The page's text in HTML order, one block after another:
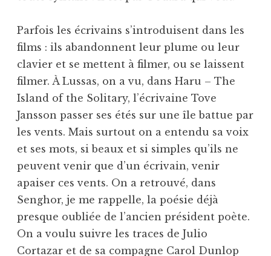
Parfois les écrivains s’introduisent dans les
films : ils abandonnent leur plume ou leur
clavier et se mettent à filmer, ou se laissent
filmer. À Lussas, on a vu, dans Haru – The
Island of the Solitary, l’écrivaine Tove
Jansson passer ses étés sur une île battue par
les vents. Mais surtout on a entendu sa voix
et ses mots, si beaux et si simples qu’ils ne
peuvent venir que d’un écrivain, venir
apaiser ces vents. On a retrouvé, dans
Senghor, je me rappelle, la poésie déjà
presque oubliée de l’ancien président poète.
On a voulu suivre les traces de Julio
Cortazar et de sa compagne Carol Dunlop